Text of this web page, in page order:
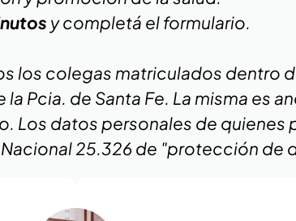
y completá el formulario.
los colegas matriculados dentro
Pcia. de Santa Fe. La misma es
Los datos personales de quienes
25.326 de "protección de